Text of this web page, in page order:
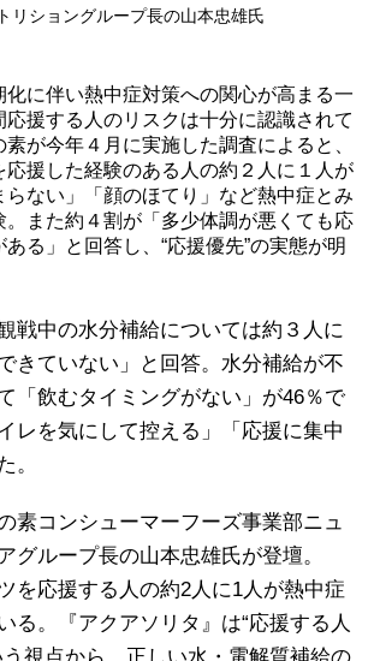
リショングループ長の山本忠雄氏
化に伴い熱中症対策への関心が高まる一
援する人のリスクは十分に認識されて
が今年４月に実施した調査によると、
応援した経験のある人の約２人に１人が
らない」「顔のほてり」など熱中症とみ
。また約４割が「多少体調が悪くても応
る」と回答し、“応援優先”の実態が明
戦中の水分補給については約３人に
きていない」と回答。水分補給が不
「飲むタイミングがない」が46％で
レを気にして控える」「応援に集中
。
素コンシューマーフーズ事業部ニュ
グループ長の山本忠雄氏が登壇。
を応援する人の約2人に1人が熱中症
る。『アクアソリタ』は“応援する人